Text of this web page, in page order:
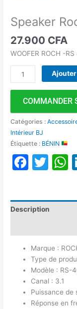
Speaker
27.900 CFA
WOOFER ROCH -
COMMANDER
Catégories :
Intérieur BJ
Étiquette : BÉNIN
Description
Marque :
Type de
Modèle : RS-
Canal : 3.1
Puissance de
Réponse en